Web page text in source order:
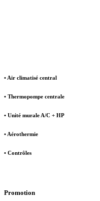
• Air climatisé central
• Thermopompe centrale
• Unité murale A/C + HP
• Aérothermie
• Contrôles
Promotion